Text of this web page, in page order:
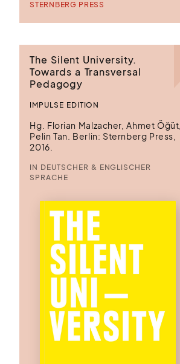
STERNBERG PRESS
IMPULSE EDITION
The Silent University.
Towards a Transversal
Pedagogy
Hg. Florian Malzacher, Ahmet Öğüt,
Pelin Tan. Berlin: Sternberg Press,
2016.
IN DEUTSCHER & ENGLISCHER
SPRACHE